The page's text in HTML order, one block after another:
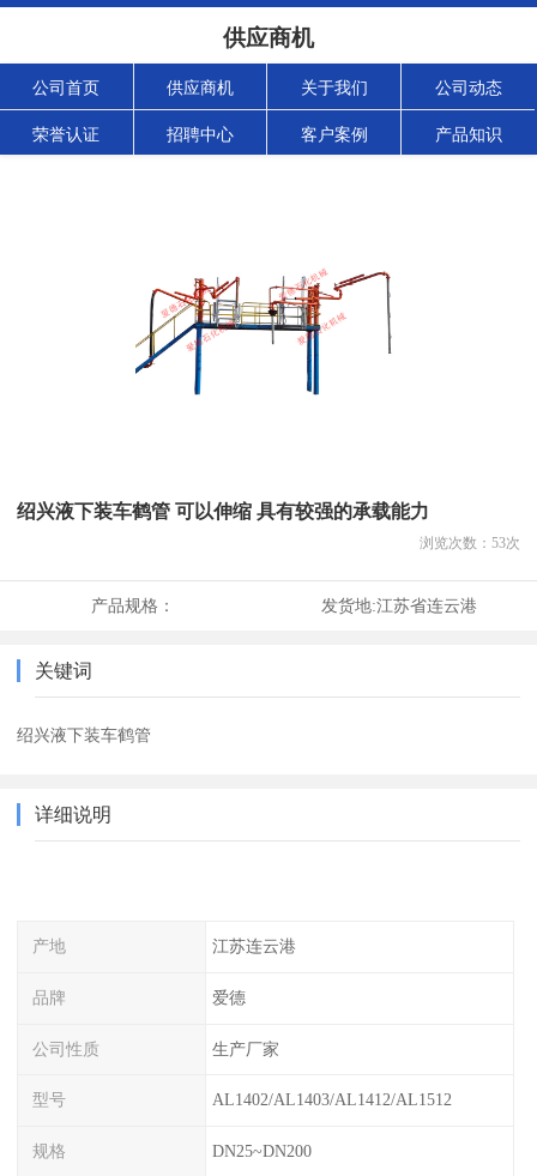
供应商机
公司首页 供应商机 关于我们 公司动态
荣誉认证 招聘中心 客户案例 产品知识
绍兴液下装车鹤管 可以伸缩 具有较强的承载能力
浏览次数： 53次
产品规格： 发货地:江苏省连云港
关键词
绍兴液下装车鹤管
详细说明
产地 江苏连云港
品牌 爱德
公司性质 生产厂家
型号 AL1402/AL1403/AL1412/AL1512
规格 DN25~DN200